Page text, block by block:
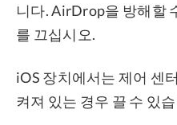
니다. AirDrop을 방해할
를 끄십시오.
iOS 장치에서는 제어 센
켜져 있는 경우 끌 수 있